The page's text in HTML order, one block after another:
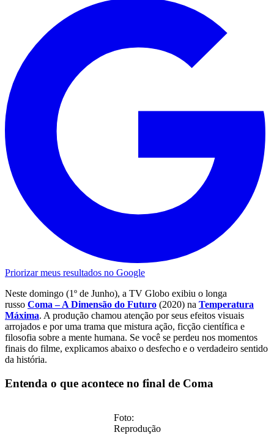
Priorizar meus resultados no Google
Neste domingo (1º de Junho), a TV Globo exibiu o longa
russo Coma – A Dimensão do Futuro (2020) na Temperatura
Máxima. A produção chamou atenção por seus efeitos visuais
arrojados e por uma trama que mistura ação, ficção científica e
filosofia sobre a mente humana. Se você se perdeu nos momentos
finais do filme, explicamos abaixo o desfecho e o verdadeiro sentido
da história.
Entenda o que acontece no final de Coma
Foto:
Reprodução